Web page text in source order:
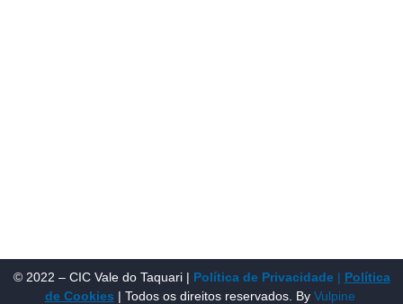
© 2022 – CIC Vale do Taquari | Política de Privacidade| Política
de Cookies | Todos os direitos reservados. By Vulpine